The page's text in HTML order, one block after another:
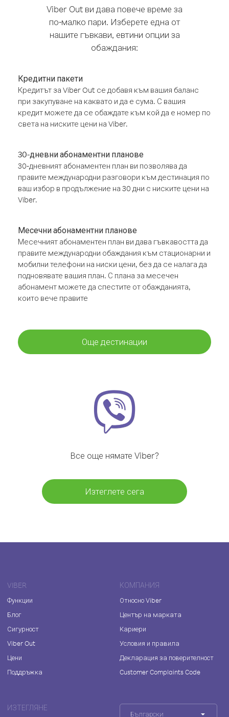
Viber Out ви дава повече време за
по-малко пари. Изберете една от
нашите гъвкави, евтини опции за
обаждания:
Кредитни пакети
Кредитът за Viber Out се добавя към вашия баланс
при закупуване на каквато и да е сума. С вашия
кредит можете да се обаждате към кой да е номер по
света на ниските цени на Viber.
30-дневни абонаментни планове
30-дневният абонаментен план ви позволява да
правите международни разговори към дестинация по
ваш избор в продължение на 30 дни с ниските цени на
Viber.
Месечни абонаментни планове
Месечният абонаментен план ви дава гъвкавостта да
правите международни обаждания към стационарни и
мобилни телефони на ниски цени, без да се налага да
подновявате вашия план. С плана за месечен
абонамент можете да спестите от обажданията,
които вече правите
Още дестинации
Все още нямате Viber?
Изтеглете сега
VIBER
Функции
Блог
Сигурност
Viber Out
Цени
Поддръжка
КОМПАНИЯ
Относно Viber
Център на марката
Кариери
Условия и правила
Декларация за поверителност
Customer Complaints Code
ИЗТЕГЛЯНЕ
Български